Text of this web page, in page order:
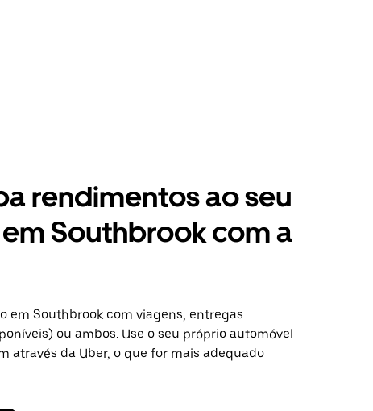
rendimentos ao seu
Southbrook com a
em Southbrook com viagens, entregas
ou ambos. Use o seu próprio automóvel
através da Uber, o que for mais adequado